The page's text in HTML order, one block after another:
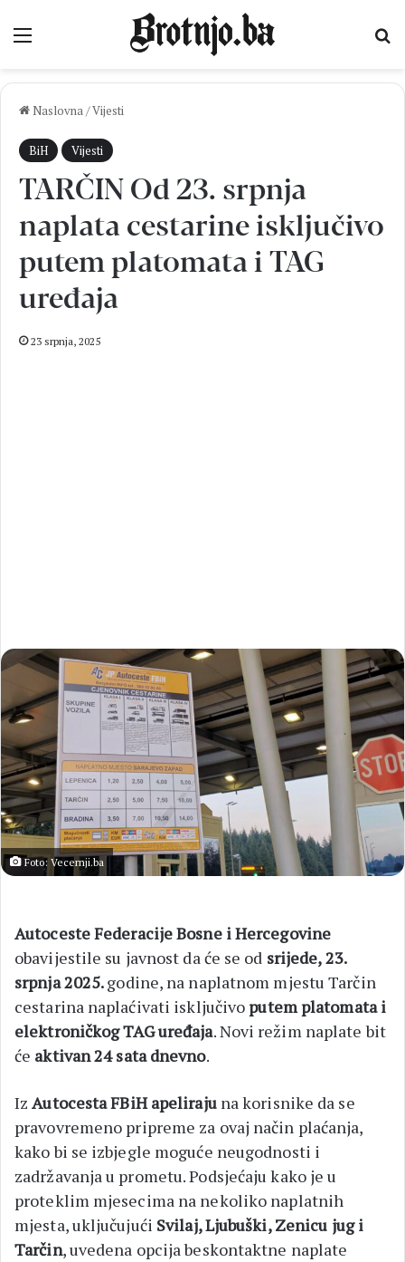
Izbornik
Naslovna/Vijesti
BiH Vijesti
TARČIN Od 23. srpnja
naplata cestarine isključivo
putem platomata i TAG
uređaja
23 srpnja, 2025
Foto: Vecernji.ba
Autoceste Federacije Bosne i Hercegovine
obavijestile su javnost da će se od srijede, 23.
srpnja 2025.godine, na naplatnom mjestu Tarčin
cestarina naplaćivati isključivoputem platomata i
elektroničkog TAG uređaja. Novi režim naplate bit
će aktivan 24 sata dnevno.
IzAutocesta FBiH apelirajuna korisnike da se
pravovremeno pripreme za ovaj način plaćanja,
kako bi se izbjegle moguće neugodnosti i
zadržavanja u prometu. Podsjećaju kako je u
proteklim mjesecima na nekoliko naplatnih
mjesta, uključujući Svilaj, Ljubuški, Zenicu jug i
Tarčin, uvedena opcija beskontaktne naplate